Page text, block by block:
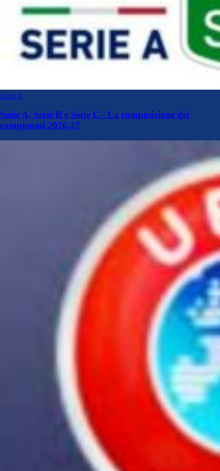
Serie A
Serie A, Serie B e Serie C - La composizione dei
campionati 2026-27